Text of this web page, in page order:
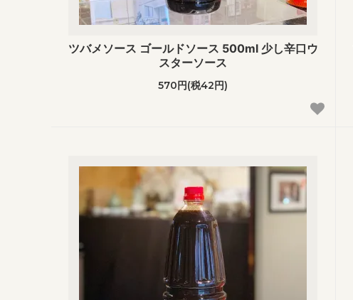
ツバメソース ゴールドソース 500ml 少し辛口ウ
スターソース
570円(税42円)